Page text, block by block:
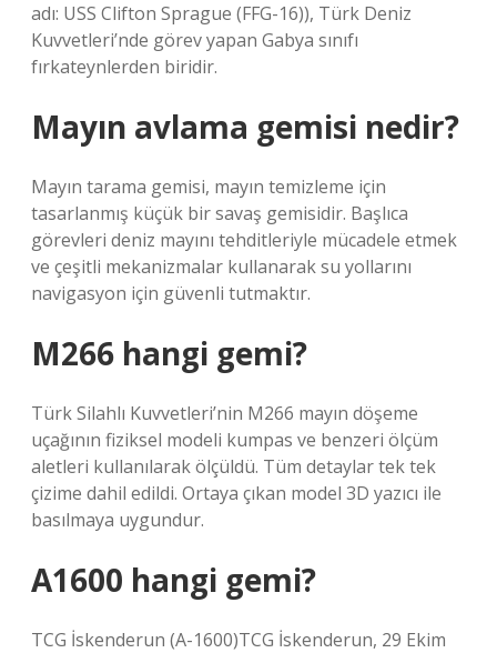
adı: USS Clifton Sprague (FFG-16)), Türk Deniz
Kuvvetleri’nde görev yapan Gabya sınıfı
fırkateynlerden biridir.
Mayın avlama gemisi nedir?
Mayın tarama gemisi, mayın temizleme için
tasarlanmış küçük bir savaş gemisidir. Başlıca
görevleri deniz mayını tehditleriyle mücadele etmek
ve çeşitli mekanizmalar kullanarak su yollarını
navigasyon için güvenli tutmaktır.
M266 hangi gemi?
Türk Silahlı Kuvvetleri’nin M266 mayın döşeme
uçağının fiziksel modeli kumpas ve benzeri ölçüm
aletleri kullanılarak ölçüldü. Tüm detaylar tek tek
çizime dahil edildi. Ortaya çıkan model 3D yazıcı ile
basılmaya uygundur.
A1600 hangi gemi?
TCG İskenderun (A-1600)TCG İskenderun, 29 Ekim